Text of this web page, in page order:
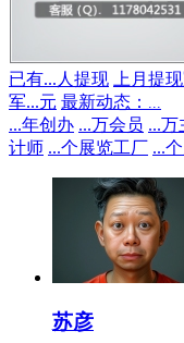
已有... 人提现 上月提
军...元 最新动态： ...
...年创办 ...万会员 ...万
计师 ...个展览工厂 ...
苏彦